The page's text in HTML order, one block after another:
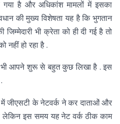
गया है और अधिकांश मामलों में इसका
की मुख्य विशेषता यह है कि भुगतान
भी क्रेता को ही दी गई है तो
नहीं हो रहा है .
भी आपने शुरू से बहुत कुछ लिखा है . इस
में जीएसटी के नेटवर्क ने कर दाताओं और
लेकिन इस समय यह नेट वर्क ठीक काम